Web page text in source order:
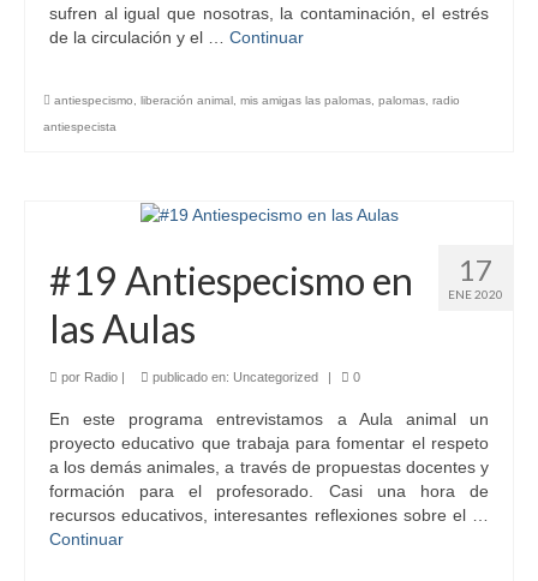
sufren al igual que nosotras, la contaminación, el estrés
de la circulación y el … Continuar
antiespecismo liberación animal mis amigas las palomas palomas radio
antiespecista
17
ENE 2020
#19 Antiespecismo en
las Aulas
por Radio | publicado en: Uncategorized | 0
En este programa entrevistamos a Aula animal un
proyecto educativo que trabaja para fomentar el respeto
a los demás animales, a través de propuestas docentes y
formación para el profesorado. Casi una hora de
recursos educativos, interesantes reflexiones sobre el …
Continuar